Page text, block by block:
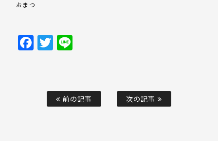
おまつ
Facebook
Twitter
前の記事 次の記事